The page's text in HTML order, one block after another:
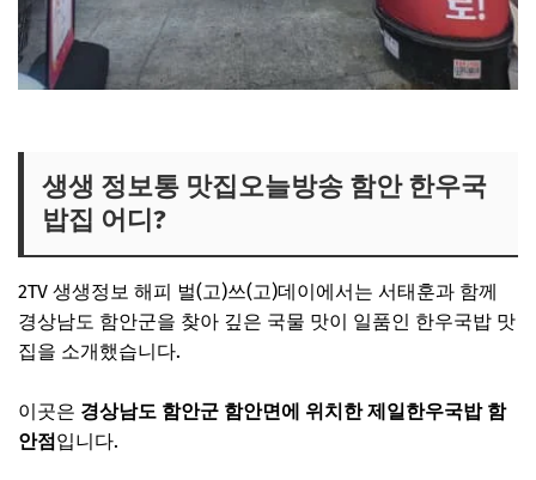
생생 정보통 맛집오늘방송 함안 한우국
밥집 어디?
2TV 생생정보 해피 벌(고)쓰(고)데이에서는 서태훈과 함께
경상남도 함안군을 찾아 깊은 국물 맛이 일품인 한우국밥 맛
집을 소개했습니다.
이곳은 경상남도 함안군 함안면에 위치한 제일한우국밥 함
안점입니다.